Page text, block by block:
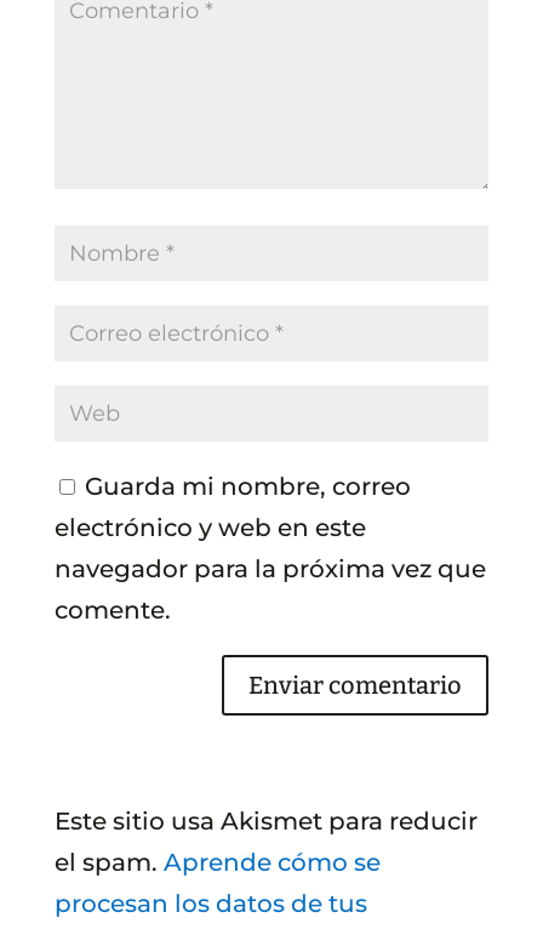
Guarda mi nombre, correo
electrónico y web en este
navegador para la próxima vez que
comente.
Este sitio usa Akismet para reducir
el spam. Aprende cómo se
procesan los datos de tus